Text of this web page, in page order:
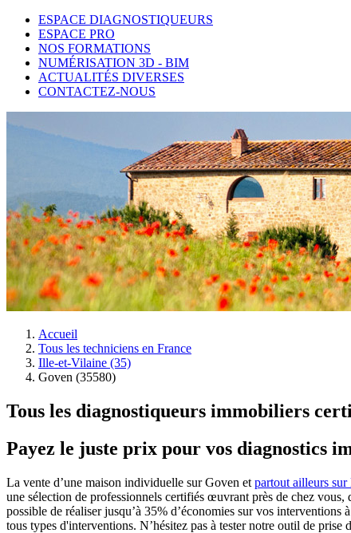
ESPACE DIAGNOSTIQUEURS
ESPACE PRO
NOS FORMATIONS
NUMÉRISATION 3D - BIM
ACTUALITÉS DIVERSES
CONTACTEZ-NOUS
Accueil
Tous les techniciens en France
Ille-et-Vilaine (35)
Goven (35580)
Tous les diagnostiqueurs immobiliers
Payez le juste prix pour vos diagnostics
La vente d’une maison individuelle sur Goven et partout ailleurs
une sélection de professionnels certifiés œuvrant près de chez
possible de réaliser jusqu’à 35% d’économies sur vos
tous types d'interventions. N’hésitez pas à tester notre outil de